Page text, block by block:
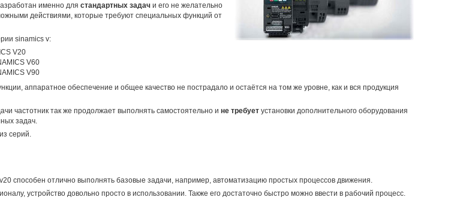
именно для стандартных задачи его не желательно
действиями, которые требуют специальных функций от
sinamics v:
V20
V60
V90
аппаратное обеспечение и общее качество не пострадало и остаётся на том же уровне, как и вся продукция
частотник так же продолжает выполнять самостоятельно и не требуетустановки дополнительного оборудования
задач.
серий.
способен отлично выполнять базовые задачи, например, автоматизацию простых процессов движения.
устройство довольно просто в использовании. Также его достаточно быстро можно ввести в рабочий процесс.